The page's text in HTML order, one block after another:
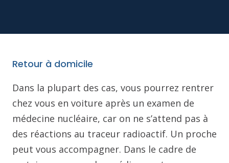
Retour à domicile
Dans la plupart des cas, vous pourrez rentrer
chez vous en voiture après un examen de
médecine nucléaire, car on ne s’attend pas à
des réactions au traceur radioactif. Un proche
peut vous accompagner. Dans le cadre de